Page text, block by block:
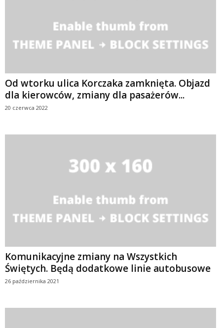
Od wtorku ulica Korczaka zamknięta. Objazd
dla kierowców, zmiany dla pasażerów...
20 czerwca 2022
Komunikacyjne zmiany na Wszystkich
Świętych. Będą dodatkowe linie autobusowe
26 października 2021